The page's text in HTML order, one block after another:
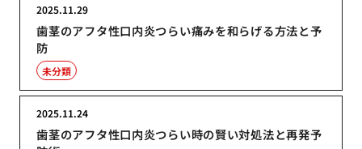
歯茎のアフタ性口内炎つらい痛みを和らげる方法と予
防
2025.11.29
未分類
歯茎のアフタ性口内炎つらい時の賢い対処法と再発予
2025.11.24